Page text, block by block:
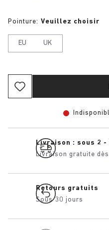
Pointure: Veuillez choisir
EU UK
Livraison : sous 2
Livraison gratuite
Retours gratuits
Sous 30 jours